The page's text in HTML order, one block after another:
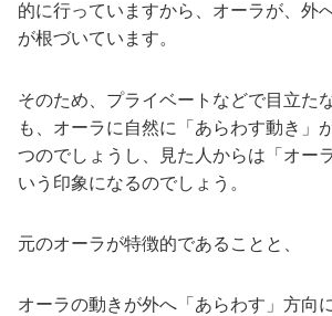
的に行っていますから、オーラが、外
が根づいています。
そのため、プライベートなどで目立た
も、オーラに自然に「あらわす動き」
つのでしょうし、見た人からは「オー
いう印象になるのでしょう。
元のオーラが特徴的であることと、
オーラの動きが外へ「あらわす」方向